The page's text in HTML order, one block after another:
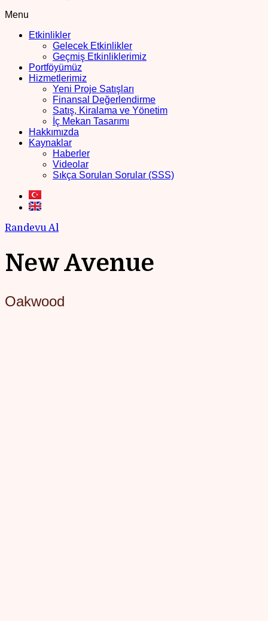
Menu
Etkinlikler
Gelecek Etkinlikler
Geçmiş Etkinliklerimiz
Portföyümüz
Hizmetlerimiz
Yeni Proje Satışları
Finansal Değerlendirme
Satış, Kiralama ve Yönetim
İç Mekan Tasarımı
Hakkımızda
Kaynaklar
Haberler
Videolar
Sıkça Sorulan Sorular (SSS)
Randevu Al
New Avenue
Oakwood